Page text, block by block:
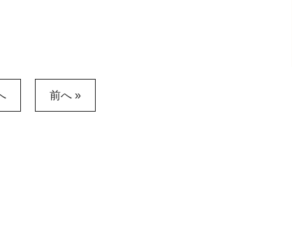
前へ »